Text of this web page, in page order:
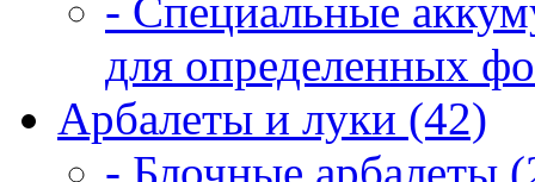
- Специальные
для определенных
Арбалеты и луки (42)
- Блочные арбалеты